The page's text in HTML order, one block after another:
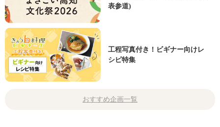
表参道)
工程写真付き！ビギナー向けレ
シピ特集
おすすめ企画一覧